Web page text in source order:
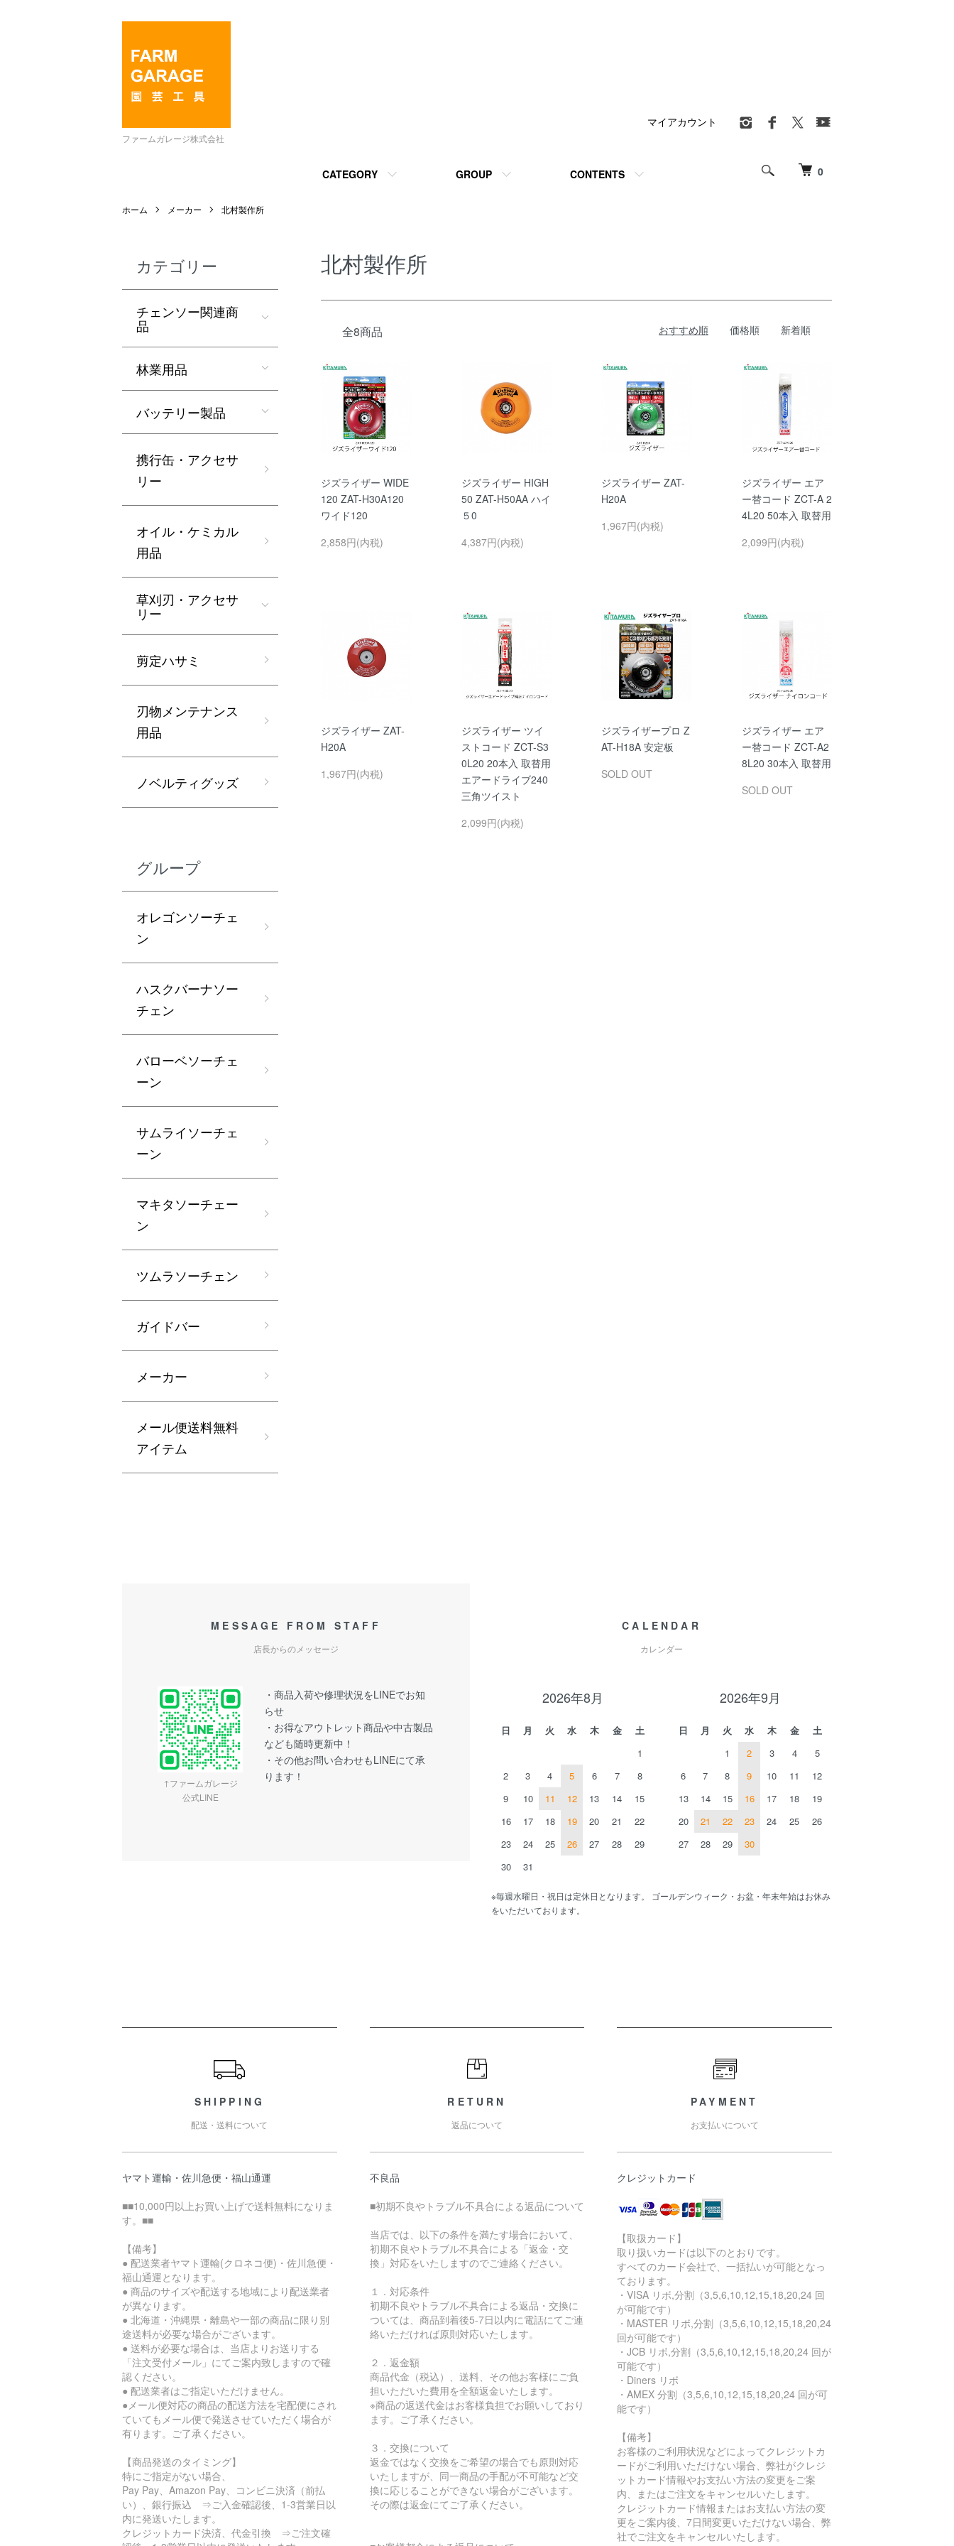
ファームガレージ株式会社
0
CATEGORY GROUP CONTENTS
マイアカウント
ホーム メーカー 北村製作所
北村製作所
全8商品 おすすめ順 価格順 新着順
ジズライザー WIDE
120 ZAT-H30A120
ワイド120
2,858円(内税)
ジズライザー HIGH
50 ZAT-H50AA ハイ
５0
4,387円(内税)
ジズライザー ZAT-
H20A
1,967円(内税)
ジズライザー エア
ー替コード ZCT-A 2
4L20 50本入 取替用
2,099円(内税)
ジズライザー ZAT-
H20A
1,967円(内税)
ジズライザー ツイ
ストコード ZCT-S3
0L20 20本入 取替用
エアードライブ240
三角ツイスト
2,099円(内税)
ジズライザープロ Z
AT-H18A 安定板
SOLD OUT
ジズライザー エア
ー替コード ZCT-A2
8L20 30本入 取替用
SOLD OUT
カテゴリー
チェンソー関連商
品
林業用品
バッテリー製品
携行缶・アクセサ
リー
オイル・ケミカル
用品
草刈刃・アクセサ
リー
剪定ハサミ
刃物メンテナンス
用品
ノベルティグッズ
グループ
オレゴンソーチェ
ン
ハスクバーナソー
チェン
バローベソーチェ
ーン
サムライソーチェ
ーン
マキタソーチェー
ン
ツムラソーチェン
ガイドバー
メーカー
メール便送料無料
アイテム
MESSAGE FROM STAFF
店長からのメッセージ
↑ファームガレージ
公式LINE
・商品入荷や修理状況をLINEでお知
らせ
・お得なアウトレット商品や中古製品
なども随時更新中！
・その他お問い合わせもLINEにて承
ります！
CALENDAR
カレンダー
2026年8月
日 月 火 水 木 金
土
1
2
3 4 5 6 7
8
9
10 11 12 13 14
15
16
17 18 19 20 21
22
23
24 25 26 27 28
29
30
31
2026年9月
日 月 火 水 木 金
土
1
2 3 4
5
6
7 8 9 10 11
12
13
14 15 16 17 18
19
20
21 22 23 24 25
26
27
28 29 30
※毎週水曜日・祝日は定休日となります。 ゴールデンウィーク・お盆・年末年始はお休み
をいただいております。
SHIPPING
配送・送料について
ヤマト運輸・佐川急便・福山通運
■■10,000円以上お買い上げで送料無料になりま
す。■■
【備考】
● 配送業者ヤマト運輸(クロネコ便)・佐川急便・
福山通運となります。
● 商品のサイズや配送する地域により配送業者
が異なります。
● 北海道・沖縄県・離島や一部の商品に限り別
途送料が必要な場合がございます。
● 送料が必要な場合は、当店よりお送りする
「注文受付メール」にてご案内致しますので確
認ください。
● 配送業者はご指定いただけません。
●メール便対応の商品の配送方法を宅配便にされ
ていてもメール便で発送させていただく場合が
有ります。ご了承ください。
【商品発送のタイミング】
特にご指定がない場合、
Pay Pay、Amazon Pay、コンビニ決済（前払
い）、銀行振込 ⇒ご入金確認後、1-3営業日以
内に発送いたします。
クレジットカード決済、代金引換 ⇒ご注文確
RETURN
返品について
不良品
■初期不良やトラブル不具合による返品について
当店では、以下の条件を満たす場合において、
初期不良やトラブル不具合による「返金・交
換」対応をいたしますのでご連絡ください。
１．対応条件
初期不良やトラブル不具合による返品・交換に
ついては、商品到着後5-7日以内に電話にてご連
絡いただければ原則対応いたします。
２．返金額
商品代金（税込）、送料、その他お客様にご負
担いただいた費用を全額返金いたします。
※商品の返送代金はお客様負担でお願いしており
ます。ご了承ください。
３．交換について
返金ではなく交換をご希望の場合でも原則対応
いたしますが、同一商品の手配が不可能など交
換に応じることができない場合がございます。
その際は返金にてご了承ください。
PAYMENT
お支払いについて
クレジットカード
【取扱カード】
取り扱いカードは以下のとおりです。
すべてのカード会社で、一括払いが可能となっ
ております。
・VISA リボ,分割（3,5,6,10,12,15,18,20,24 回
が可能です）
・MASTER リボ,分割（3,5,6,10,12,15,18,20,24
回が可能です）
・JCB リボ,分割（3,5,6,10,12,15,18,20,24 回が
可能です）
・Diners リボ
・AMEX 分割（3,5,6,10,12,15,18,20,24 回が可
能です）
【備考】
お客様のご利用状況などによってクレジットカ
ードがご利用いただけない場合、弊社がクレジ
ットカード情報やお支払い方法の変更をご案
内、またはご注文をキャンセルいたします。
クレジットカード情報またはお支払い方法の変
更をご案内後、7日間変更いただけない場合、弊
社でご注文をキャンセルいたします。